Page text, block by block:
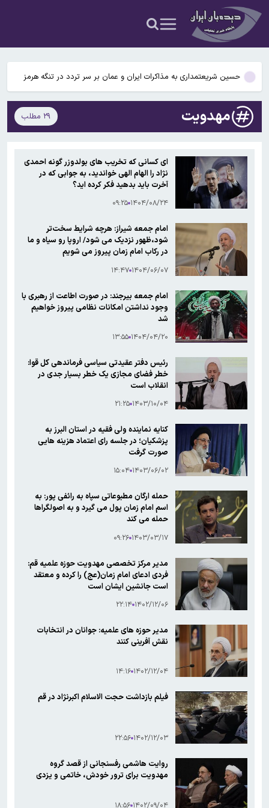
قیمت جدید بنزین ویژه اعلام شد/ هر لیتر بنزین چند؟
سرقت‌های خشن مادر و پسر از زنان سالخورده/ او طلاهای زنان را می
گرفت و آنها را کتک می زد
حسین شریعتمداری به مذاکرات ایران و عمان بر سر تردد در تنگه هرمز
حمله کرد: دارید تنگه را برای امریکا باز می کنید
روزنامه اصولگرا: تلویزیون هر روز کم مخاطب تر از دیروز شده/ مسئولان
صداوسیما چرا آمار مخاطبان برنامه های خود را محرمانه کرده اند؟
قیمت انواع ارز۱۵ مردادماه ۱۴۰۵+جدول قیمت/ دلار ۱۸۸ هزار تومان شد
قیمت جدید بنزین ویژه اعلام شد/ هر لیتر بنزین چند؟
سرقت‌های خشن مادر و پسر از زنان سالخورده/ او طلاهای زنان را می
گرفت و آنها را کتک می زد
مهدویت ۲۹ مطلب
ای کسانی که تخریب های بولدوزر گونه احمدی
نژاد را الهام الهی خواندید، به جوابی که در
آخرت باید بدهید فکر کرده اید؟
۱۴۰۴/۰۸/۲۴ ۰۹:۲۵
امام جمعه شیراز: هرچه شرایط سخت‌تر
شود،ظهور نزدیک می شود/ اروپا رو سیاه و ما
در رکاب امام زمان پیروز می شویم
۱۴۰۴/۰۶/۰۷ ۱۴:۴۷
امام جمعه بیرجند: در صورت اطاعت از رهبری با
وجود نداشتن امکانات نظامی پیروز خواهیم
شد
۱۴۰۴/۰۴/۲۰ ۱۳:۵۵
رئیس دفتر عقیدتی سیاسی فرماندهی کل قوا:
خطر فضای مجازی یک خطر بسیار جدی در
انقلاب است
۱۴۰۳/۱۰/۰۴ ۲۱:۲۵
کنایه نماینده ولی فقیه در استان البرز به
پزشکیان؛ در جلسه رای اعتماد هزینه هایی
صورت گرفت
۱۴۰۳/۰۶/۰۲ ۱۵:۰۴
حمله ارگان مطبوعاتی سپاه به رائفی پور: به
اسم امام زمان پول می گیرد و به اصولگراها
حمله می کند
۱۴۰۳/۰۳/۱۷ ۰۹:۲۶
مدیر مرکز تخصصی مهدویت حوزه علمیه قم:
فردی ادعای امام زمان(عج) را کرده و معتقد
است جانشین ایشان است
۱۴۰۲/۱۲/۰۶ ۲۲:۱۴
مدیر حوزه های علمیه: جوانان در انتخابات
نقش آفرینی کنند
۱۴۰۲/۱۲/۰۴ ۱۴:۱۶
فیلم بازداشت حجت الاسلام اکبرنژاد در قم
۱۴۰۲/۱۲/۰۳ ۲۲:۵۶
روایت هاشمی رفسنجانی از قصد گروه
مهدویت برای ترور خودش، خاتمی و یزدی
۱۴۰۲/۰۹/۰۴ ۱۸:۵۶